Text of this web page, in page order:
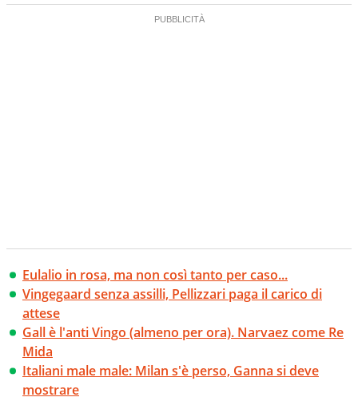
Eulalio in rosa, ma non così tanto per caso...
Vingegaard senza assilli, Pellizzari paga il carico di
attese
Gall è l'anti Vingo (almeno per ora). Narvaez come Re
Mida
Italiani male male: Milan s'è perso, Ganna si deve
mostrare